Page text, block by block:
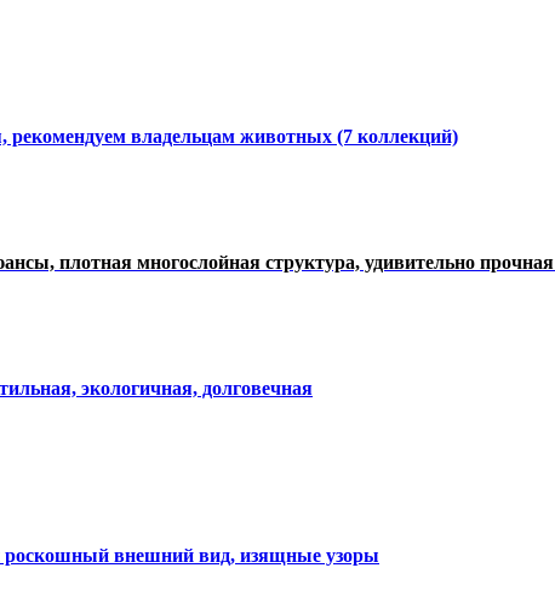
рекомендуем владельцам животных (7 коллекций)
плотная многослойная структура, удивительно прочная
экологичная, долговечная
роскошный внешний вид, изящные узоры